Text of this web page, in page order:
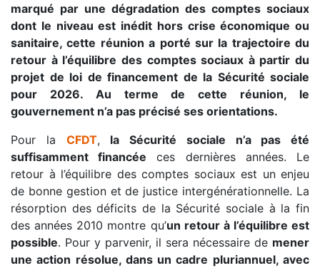
marqué par une dégradation des comptes sociaux
dont le niveau est inédit hors crise économique ou
sanitaire, cette réunion a porté sur la trajectoire du
retour à l’équilibre des comptes sociaux à partir du
projet de loi de financement de la Sécurité sociale
pour 2026. Au terme de cette réunion, le
gouvernement n’a pas précisé ses orientations.
Pour la CFDT, la Sécurité sociale n’a pas été
suffisamment financée ces dernières années. Le
retour à l’équilibre des comptes sociaux est un enjeu
de bonne gestion et de justice intergénérationnelle. La
résorption des déficits de la Sécurité sociale à la fin
des années 2010 montre qu’un retour à l’équilibre est
possible. Pour y parvenir, il sera nécessaire de mener
une action résolue, dans un cadre pluriannuel, avec